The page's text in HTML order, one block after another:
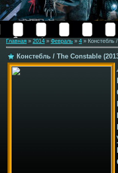
Главная » 2014 » Февраль » 4 » Констебль
Констебль / The Constable